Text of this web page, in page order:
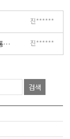
진******
진천군립도서관 1층 출입구 임시 통제 안내 진******
검색